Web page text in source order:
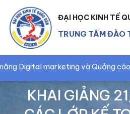
ĐẠI HỌC KINH TẾ
TRUNG TÂM ĐÀO
và Quảng cáo bán hàng
KHAI GIẢNG